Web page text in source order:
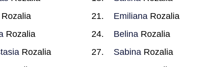
Emiliana Rozalia
Rozalia Belina Rozalia
Rozalia Sabina Rozalia